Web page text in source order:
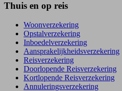
Thuis en op reis
Woonverzekering
Opstal­verzekering
Inboedel­verzekering
Aansprakelijkheids­verzekering
Reisverzekering
Doorlopende Reisverzekering
Kortlopende Reisverzekering
Annuleringsverzekering